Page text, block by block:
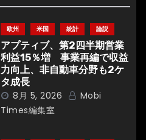
欧州 米国 統計 論説
アプティブ、第2四半期営業
利益15％増 事業再編で収益
力向上、非自動車分野も2ケ
タ成長
8月 5, 2026
Mobi
Times編集室